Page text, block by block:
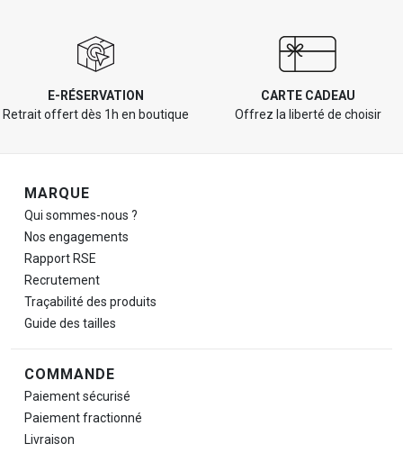
E-RÉSERVATION
Retrait offert dès 1h en boutique
CARTE CADEAU
Offrez la liberté de choisir
Navigation de pied de page
MARQUE
Qui sommes-nous ?
Nos engagements
Rapport RSE
Recrutement
Traçabilité des produits
Guide des tailles
COMMANDE
Paiement sécurisé
Paiement fractionné
Livraison